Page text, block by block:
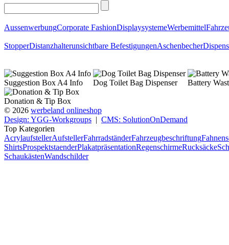
AussenwerbungCorporate FashionDisplaysystemeWerbemittel
StopperDistanzhalterunsichtbare BefestigungenAschenbecher
Suggestion Box A4 Info Dog Toilet Bag Dispenser Battery
Donation & Tip Box
© 2026 werbeland onlineshop
Design: YGG-Workgroups | CMS: SolutionOnDemand
Top Kategorien
AcrylaufstellerAufstellerFahrradständerFahrzeugbeschriftung
ShirtsProspektstaenderPlakatpräsentationRegenschirmeRucksäcke
SchaukästenWandschilder